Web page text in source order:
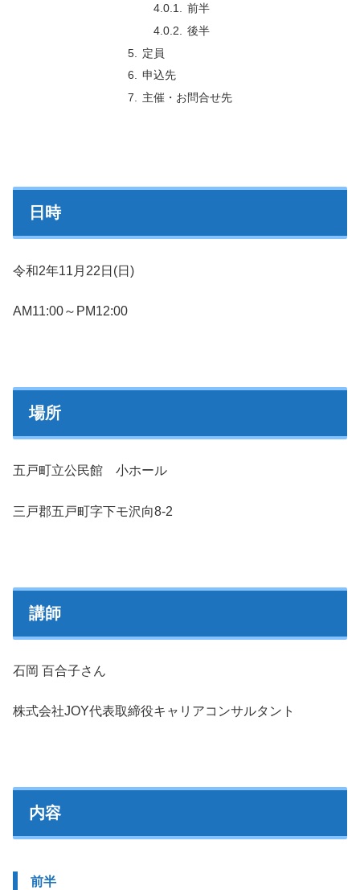
前半
後半
定員
申込先
主催・お問合せ先
日時
令和2年11月22日(日)
AM11:00～PM12:00
場所
五戸町立公民館 小ホール
三戸郡五戸町字下モ沢向8-2
講師
石岡 百合子さん
株式会社JOY代表取締役キャリアコンサルタント
内容
前半